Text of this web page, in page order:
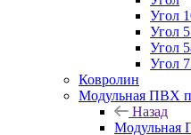
Угол
Угол
Угол
Угол
Ковролин
Модульная ПВХ
Назад
Модульная